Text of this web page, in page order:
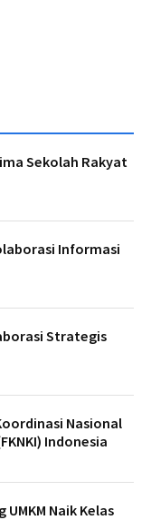
Sekolah Rakyat
Informasi
Strategis
Nasional
Indonesia
Naik Kelas